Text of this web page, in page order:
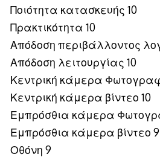
Ποιότητα κατασκευής 10
Πρακτικότητα 10
Απόδοση περιβάλλοντος
Απόδοση λειτουργίας 10
Κεντρική κάμερα
Κεντρική κάμερα βίντεο 10
Εμπρόσθια κάμερα
Εμπρόσθια κάμερα βίντεο 9
Οθόνη 9